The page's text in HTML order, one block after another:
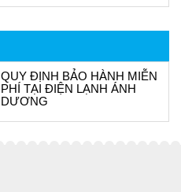
QUY ĐỊNH BẢO HÀNH MIỄN
PHÍ TẠI ĐIỆN LẠNH ÁNH
DƯƠNG